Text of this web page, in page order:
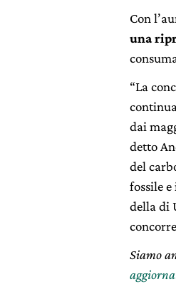
Con
una
“La
dai
detto
del
fossile
della di
Siamo